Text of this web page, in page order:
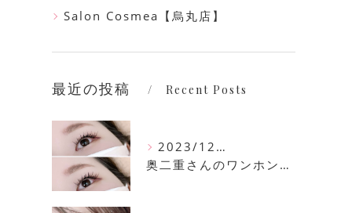
Salon Cosmea【烏丸店】
最近の投稿 Recent Posts
2023/12/16
奥二重さんのワンホンマツエク